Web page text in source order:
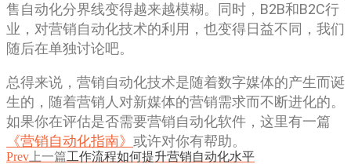
售自动化分界线变得越来越模糊。同时，B2B和B2C行
业，对营销自动化技术的利用，也变得日益不同，我们
随后在单独讨论吧。
总得来说，营销自动化技术是随着数字媒体的产生而诞
生的，随着营销人对新媒体的营销需求而不断进化的。
如果你在评估是否需要营销自动化软件，这里有一篇
《营销自动化指南》 或许对你有帮助。
Prev 上一篇工作流程如何提升营销自动化水平